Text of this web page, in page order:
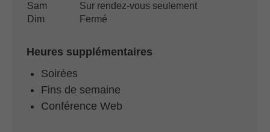
Sam
Sur rendez-vous seulement
Dim
Fermé
Heures supplémentaires
Soirées
Fins de semaine
Conférence Web